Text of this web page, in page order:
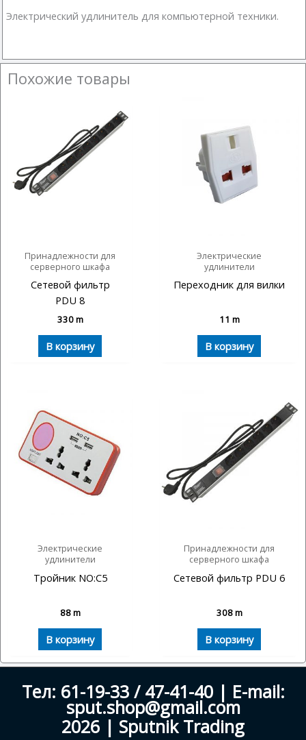
Электрический удлинитель для компьютерной техники.
Похожие товары
Принадлежности для
серверного шкафа
Сетевой фильтр
PDU 8
330m
В корзину
Электрические
удлинители
Переходник для вилки
11 m
В корзину
Электрические
удлинители
Тройник NO:C5
88m
В корзину
Принадлежности для
серверного шкафа
Сетевой фильтр PDU 6
308m
В корзину
Тел: 61-19-33 / 47-41-40 | E-mail:
sput.shop@gmail.com
2026 | Sputnik Trading